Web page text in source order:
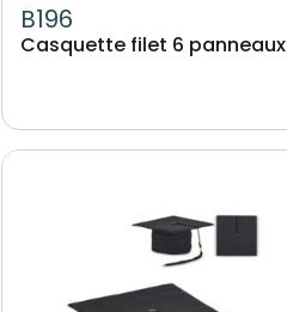
B196
Casquette filet 6 panneaux
Image